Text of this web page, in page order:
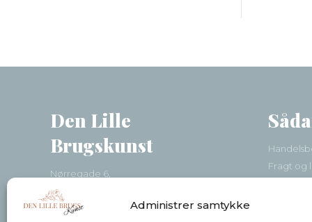
Administrer samtykke
Den Lille
Brugskunst
Nørregade 6,
6740 Bramming
+45 26281890
Fragt og